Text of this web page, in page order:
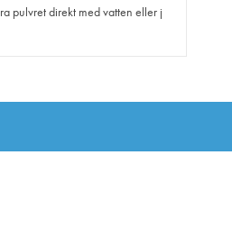
pulvret direkt med vatten eller j